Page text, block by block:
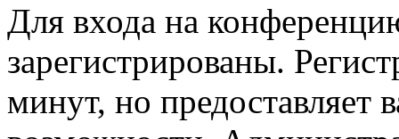
Для входа на
зарегистрированы.
минут, но предоставляет